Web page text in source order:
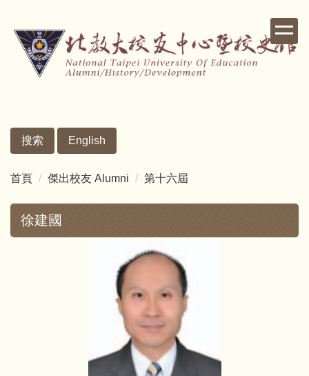
到
搜索 English
首頁 傑出校友 Alumni 第十六屆
徐建國